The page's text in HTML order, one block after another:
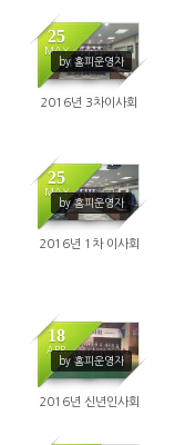
25
MAY
by 홈피운영자
1407
2016년 3차이사회
25
MAY
by 홈피운영자
1362
2016년 1차 이사회
18
APR
by 홈피운영자
1347
2016년 신년인사회